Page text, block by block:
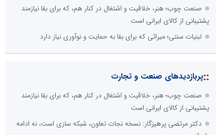
صنعت چوب؛ هنر، خلاقیت و اشتغال در کنار هم، که برای بقا نیازمند
پشتیبانی از کالای ایرانی است
لبنیات سنتی؛ میراثی که برای بقا به حمایت و نوآوری نیاز دارد
::پربازدیدهای صنعت و تجارت
صنعت چوب؛ هنر، خلاقیت و اشتغال در کنار هم، که برای بقا نیازمند
پشتیبانی از کالای ایرانی است
دکتر مرتضی پرهیزگار: نسخه نجات تعاون، شبکه سازی است، نه ادامه